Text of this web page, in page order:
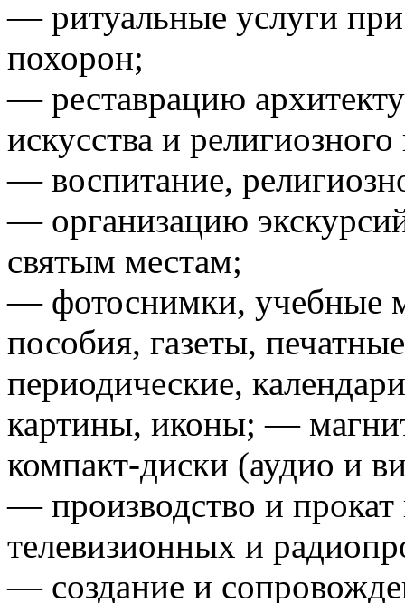
— ритуальные услуги
похорон;
— реставрацию
искусства и
— воспитание,
— организацию
святым местам;
— фотоснимки, учебные
пособия, газеты,
периодические,
картины, иконы; —
компакт-диски (аудио и
— производство и
телевизионных и
— создание и